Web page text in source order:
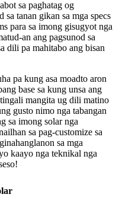
sa paghatag og
tanan gikan sa mga specs
para sa imong gisugyot nga
an ang pagsunod sa
dili pa mahitabo ang bisan
pa kung asa moadto aron
base sa kung unsa ang
mangita ug dili matino
gusto nimo nga tabangan
sa imong solar nga
sa pag-customize sa
sa mga
kaayo nga teknikal nga